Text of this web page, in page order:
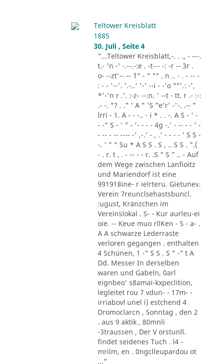
Teltower Kreisblatt
1885
30. Juli , Seite 4
"...Teltower Kreisblatt,-. . ., - ---.
t.- 'n -' -.--.-:e . -t--- -: -r -- 3r .
o- --zt'-- -- ´1" - " "" . n .. - . - -- -
: - - '--'. '.-..' '-' --i - -'o ""'.: -',
*'-'n r .'. :-z- --:n. ' --t - tt. r .- :-:
.- -. "? . ." ' A " 'S "e'r' -'-. .-- "
lrri - 1. A - - -.. - i * . . -. A S - ' -
- -" S - ' " - '- - - - 4g -.' - -- - - ' -
- -- - -- ---- -' ,-.' - , .' - - - - ' S S -
-. ' " " Su * A S S . S , .. S S . ".(
- . r. t , . - -- - - r. .S " S " .. - Auf
dem Wege zwischen Lanfioitz
und Mariendorf ist eine
991918ine- r ielrteru. Gietunev.
Verein 7reunclsehastsbuncl.
:ugust, Kränzchen im
Vereinslokal . S- - Kur aurleu-ei
oie. -- Keue muo rllKen - S - a- .
A A schwarze Lederraste
verloren gegangen . enthalten
4 Schünen, 1 -" S S . S " -" t A
Dd. Messer In derselben
waren und Gabeln, 0arl
eignbeo' s8amai-kxpeclition,
legleitet rou 7 vdun- - 17m- -
irriabovl unel i) estchend 4
Dromoclarcn , Sonntag , den 2
. aus 9 aktik , 80mnli
-3traussen , Der V orstunll.
findet seidenes Tuch . l4 -
mrilm, en . 0ngclleupardou ot
..."